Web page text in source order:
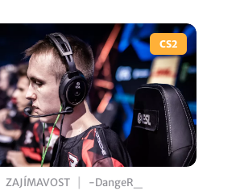
CS2
ZAJÍMAVOST -DangeR_